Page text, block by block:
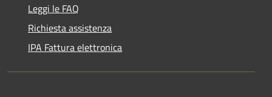
Leggi le FAQ
Richiesta assistenza
IPA Fattura elettronica